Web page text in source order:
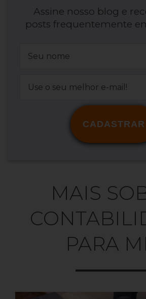
Assine nosso blog e
posts frequentemente
CADASTRAR
MAIS
PARA